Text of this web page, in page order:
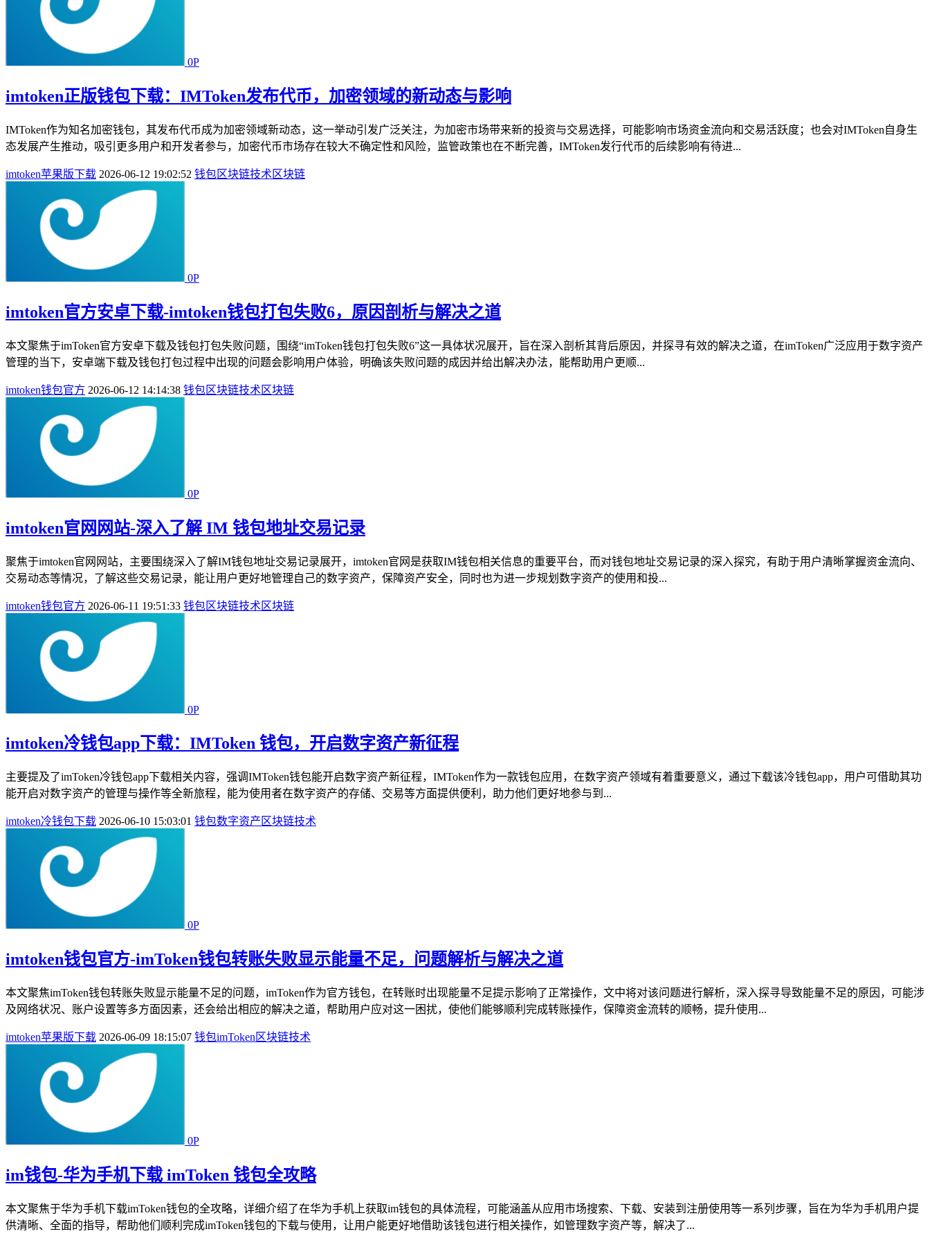
0P
imtoken正版钱包下载：IMToken发布代币，加密领域的新动态与影响
IMToken作为知名加密钱包，其发布代币成为加密领域新动态，这一举动引发广泛关注，为加密市场带来新的投资与交易选择，可能影响市场资金流向和交易活跃度；也会对IMToken自身生
态发展产生推动，吸引更多用户和开发者参与，加密代币市场存在较大不确定性和风险，监管政策也在不断完善，IMToken发行代币的后续影响有待进...
imtoken苹果版下载 2026-06-12 19:02:52 钱包区块链技术区块链
0P
imtoken官方安卓下载-imtoken钱包打包失败6，原因剖析与解决之道
本文聚焦于imToken官方安卓下载及钱包打包失败问题，围绕“imToken钱包打包失败6”这一具体状况展开，旨在深入剖析其背后原因，并探寻有效的解决之道，在imToken广泛应用于数字资产
管理的当下，安卓端下载及钱包打包过程中出现的问题会影响用户体验，明确该失败问题的成因并给出解决办法，能帮助用户更顺...
imtoken钱包官方 2026-06-12 14:14:38 钱包区块链技术区块链
0P
imtoken官网网站-深入了解 IM 钱包地址交易记录
聚焦于imtoken官网网站，主要围绕深入了解IM钱包地址交易记录展开，imtoken官网是获取IM钱包相关信息的重要平台，而对钱包地址交易记录的深入探究，有助于用户清晰掌握资金流向、
交易动态等情况，了解这些交易记录，能让用户更好地管理自己的数字资产，保障资产安全，同时也为进一步规划数字资产的使用和投...
imtoken钱包官方 2026-06-11 19:51:33 钱包区块链技术区块链
0P
imtoken冷钱包app下载：IMToken 钱包，开启数字资产新征程
主要提及了imToken冷钱包app下载相关内容，强调IMToken钱包能开启数字资产新征程，IMToken作为一款钱包应用，在数字资产领域有着重要意义，通过下载该冷钱包app，用户可借助其功
能开启对数字资产的管理与操作等全新旅程，能为使用者在数字资产的存储、交易等方面提供便利，助力他们更好地参与到...
imtoken冷钱包下载 2026-06-10 15:03:01 钱包数字资产 区块链技术
0P
imtoken钱包官方-imToken钱包转账失败显示能量不足，问题解析与解决之道
本文聚焦imToken钱包转账失败显示能量不足的问题，imToken作为官方钱包，在转账时出现能量不足提示影响了正常操作，文中将对该问题进行解析，深入探寻导致能量不足的原因，可能涉
及网络状况、账户设置等多方面因素，还会给出相应的解决之道，帮助用户应对这一困扰，使他们能够顺利完成转账操作，保障资金流转的顺畅，提升使用...
imtoken苹果版下载 2026-06-09 18:15:07 钱包imToken 区块链技术
0P
im钱包-华为手机下载 imToken 钱包全攻略
本文聚焦于华为手机下载imToken钱包的全攻略，详细介绍了在华为手机上获取im钱包的具体流程，可能涵盖从应用市场搜索、下载、安装到注册使用等一系列步骤，旨在为华为手机用户提
供清晰、全面的指导，帮助他们顺利完成imToken钱包的下载与使用，让用户能更好地借助该钱包进行相关操作，如管理数字资产等，解决了...